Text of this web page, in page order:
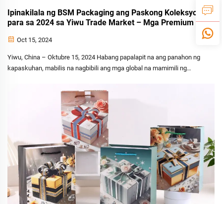
Ipinakilala ng BSM Packaging ang Paskong Koleksyon
para sa 2024 sa Yiwu Trade Market – Mga Premium na
Showroom
Oct 15, 2024
Yiwu, China – Oktubre 15, 2024 Habang papalapit na ang panahon ng
kapaskuhan, mabilis na nagbibili ang mga global na mamimili ng
Pasko at nakakasunod sa masikip na mga deadline sa pagpapadala.
Tugon sa lumalaking demand, ang BSM Packaging ay may...